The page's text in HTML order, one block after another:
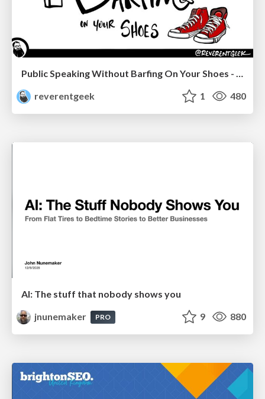
reverentgeek
1 480
AI: The stuff that nobody shows you
jnunemaker
PRO 9 880